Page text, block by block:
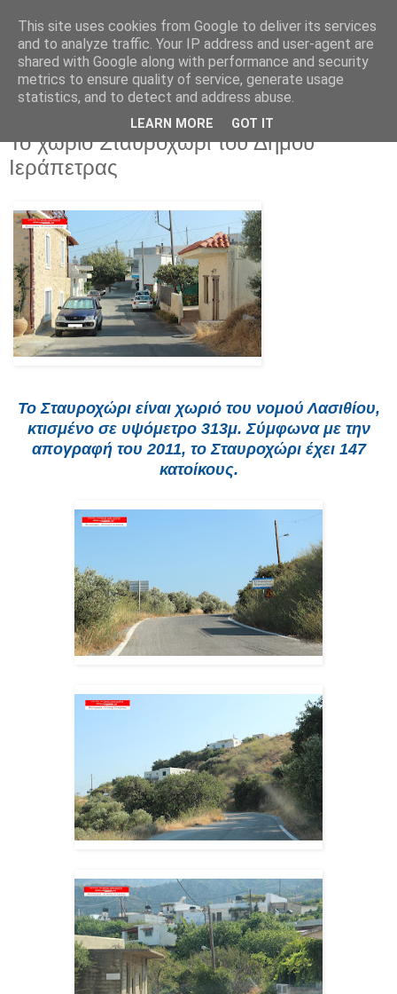
Τετάρτη 2 Απριλίου 2025
Το χωριό Σταυροχώρι του Δήμου
Ιεράπετρας
ΤοΣταυροχώριείναι χωριό του νομού Λασιθίου,
κτισμένο σε υψόμετρο 313μ. Σύμφωνα με την
απογραφή του 2011, το Σταυροχώρι έχει 147
κατοίκους.
This site uses cookies from Google to deliver its services
and to analyze traffic. Your IP address and user-agent are
shared with Google along with performance and security
metrics to ensure quality of service, generate usage
statistics, and to detect and address abuse.
LEARN MORE GOT IT